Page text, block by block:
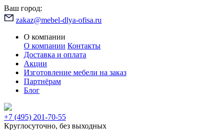
Ваш город:
zakaz@mebel-dlya-ofisa.ru
О компании
О компании Контакты
Доставка и оплата
Акции
Изготовление мебели на заказ
Партнёрам
Блог
+7 (495) 201-70-55
Круглосуточно, без выходных